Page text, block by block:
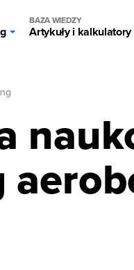
BAZA WIEDZY
Artykuły i kalkulatory